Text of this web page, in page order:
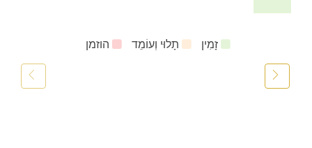
זָמִין תָלוּי וְעוֹמֵד הוזמן